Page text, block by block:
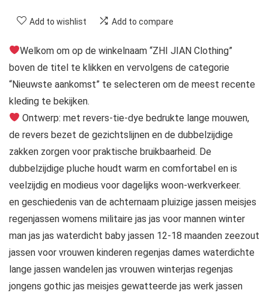
Add to wishlist Add to compare
Welkom om op de winkelnaam “ZHI JIAN Clothing”
boven de titel te klikken en vervolgens de categorie
“Nieuwste aankomst” te selecteren om de meest recente
kleding te bekijken.
Ontwerp: met revers-tie-dye bedrukte lange mouwen,
de revers bezet de gezichtslijnen en de dubbelzijdige
zakken zorgen voor praktische bruikbaarheid. De
dubbelzijdige pluche houdt warm en comfortabel en is
veelzijdig en modieus voor dagelijks woon-werkverkeer.
en geschiedenis van de achternaam pluizige jassen meisjes
regenjassen womens militaire jas jas voor mannen winter
man jas jas waterdicht baby jassen 12-18 maanden zeezout
jassen voor vrouwen kinderen regenjas dames waterdichte
lange jassen wandelen jas vrouwen winterjas regenjas
jongens gothic jas meisjes gewatteerde jas werk jassen